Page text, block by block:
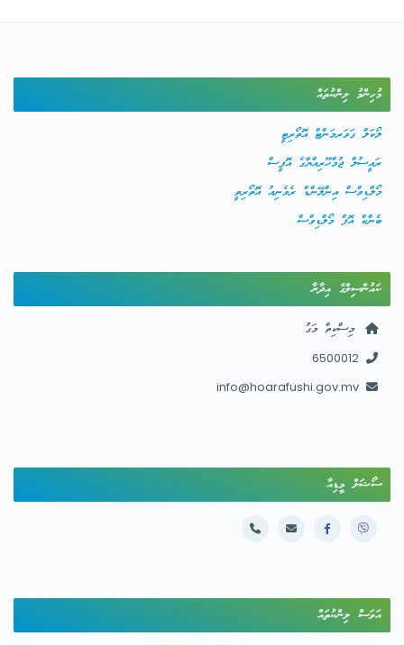
މުހިންމު ލިންކުތައް
ލޯކަލް ގަވަރމަންޓް އޮތޯރިޓީ
ރައީސުލް ޖުމްހޫރިއްޔާގެ އޮފީސް
މޯލްޑިވްސް އިންލޭންޑް ރެވެނިއު އޮތޯރިތީ
ބެންކް އޮފް މޯލްޑިވްސް
ކައުންސިލްގެ އިދާރާ
މިސްކިތް މަގު
6500012
info@hoarafushi.gov.mv
ސޯޝަލް މީޑިއާ
އަވަސް ލިންކުތައް